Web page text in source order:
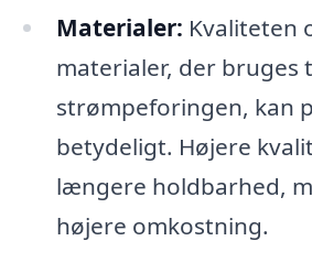
Materialer: Kvaliteten
materialer, der bruges
strømpeforingen, kan
betydeligt. Højere
længere holdbarhed,
højere omkostning.